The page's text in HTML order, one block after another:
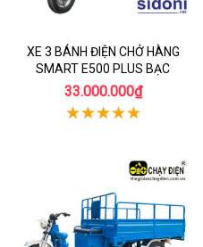
XE 3 BÁNH ĐIỆN CHỞ HÀNG
SMART E500 PLUS BẠC
33.000.000₫